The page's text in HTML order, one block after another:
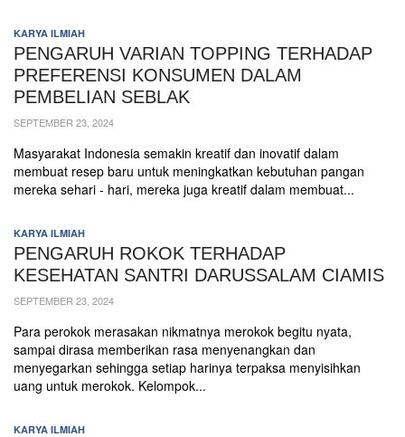
KARYA
ILMIAH
PENDAFTARAN
ONLINE
KARYA ILMIAH
PENGARUH VARIAN TOPPING TERHADAP
PREFERENSI KONSUMEN DALAM
PEMBELIAN SEBLAK
SEPTEMBER 23, 2024
Masyarakat Indonesia semakin kreatif dan inovatif dalam
membuat resep baru untuk meningkatkan kebutuhan pangan
mereka sehari - hari, mereka juga kreatif dalam membuat...
KARYA ILMIAH
PENGARUH ROKOK TERHADAP
KESEHATAN SANTRI DARUSSALAM CIAMIS
SEPTEMBER 23, 2024
Para perokok merasakan nikmatnya merokok begitu nyata,
sampai dirasa memberikan rasa menyenangkan dan
menyegarkan sehingga setiap harinya terpaksa menyisihkan
uang untuk merokok. Kelompok...
KARYA ILMIAH